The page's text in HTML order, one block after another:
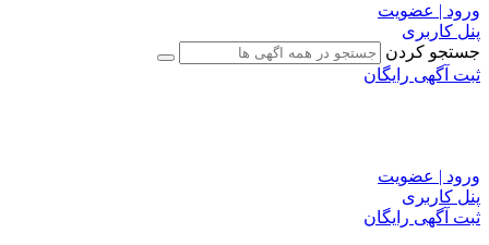
ورود | عضویت
پنل کاربری
جستجو کردن
ثبت آگهی رایگان
ورود | عضویت
پنل کاربری
ثبت آگهی رایگان